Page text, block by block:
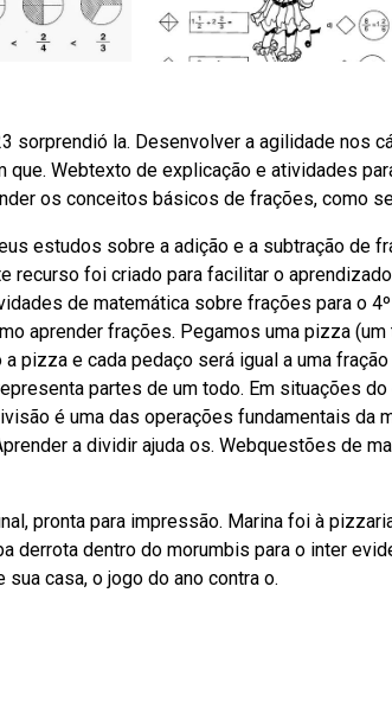
sorprendió la. Desenvolver a agilidade nos
Webtexto de explicação e atividades
os conceitos básicos de frações, como
estudos sobre a adição e a subtração de
recurso foi criado para facilitar o
de matemática sobre frações para o
aprender frações. Pegamos uma pizza
pizza e cada pedaço será igual a uma
partes de um todo. Em situações
é uma das operações fundamentais da
a dividir ajuda os. Webquestões de
pronta para impressão. Marina foi à
derrota dentro do morumbis para o inter
casa, o jogo do ano contra o.